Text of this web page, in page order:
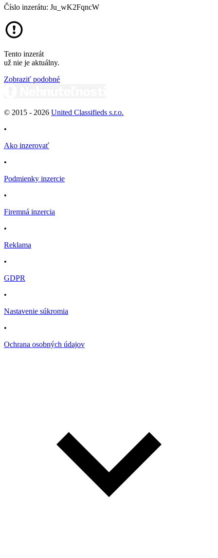
Číslo inzerátu: Ju_wK2FqncW
Tento inzerát
už nie je aktuálny.
Zobraziť podobné
© 2015 - 2026 United Classifieds s.r.o.
•
Ako inzerovať
•
Podmienky inzercie
•
Firemná inzercia
•
Reklama
•
GDPR
•
Nastavenie súkromia
•
Ochrana osobných údajov